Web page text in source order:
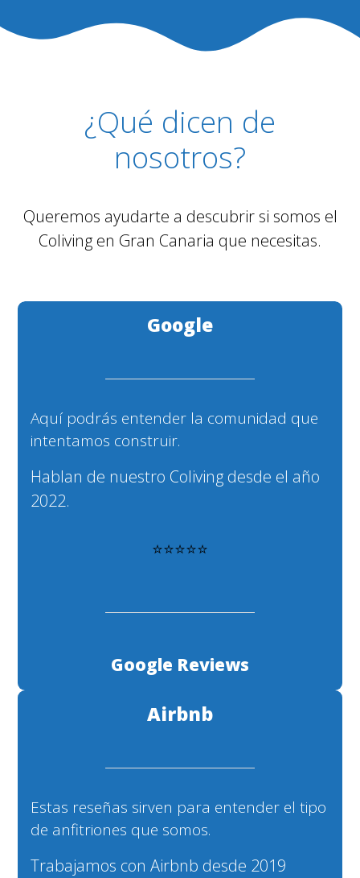
¿Qué dicen de
nosotros?
Queremos ayudarte a descubrir si somos el
Coliving en Gran Canaria que necesitas.
Google
Aquí podrás entender la comunidad que
intentamos construir.
Hablan de nuestro Coliving desde el año
2022.
⭐⭐⭐⭐⭐
Google Reviews
Airbnb
Estas reseñas sirven para entender el tipo
de anfitriones que somos.
Trabajamos con Airbnb desde 2019